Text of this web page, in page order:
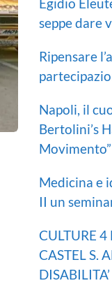
seppe dare
Ripensare
Napoli, il
Bertolini’s
Movimento”
Medicina e
II un
CULTURE
CASTEL S.
DISABILITA’